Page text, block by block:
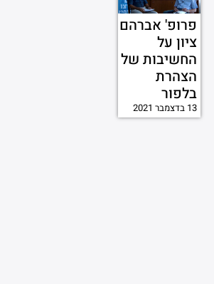
פרופ' אברהם
ציון על
החשיבות של
הצהרת
בלפור
13 בדצמבר 2021